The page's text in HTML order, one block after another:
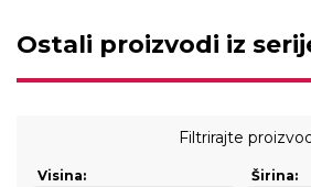
Ostali proizvodi iz
Filtrirajte
Visina: Širina: